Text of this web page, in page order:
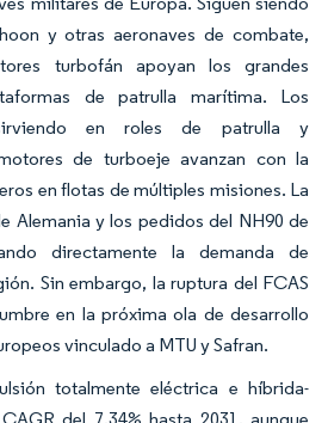
y otras aeronaves de combate,
turbofán apoyan los grandes
de patrulla marítima. Los
en roles de patrulla y
de turboeje avanzan con la
en flotas de múltiples misiones. La
Alemania y los pedidos del NH90 de
directamente la demanda de
Sin embargo, la ruptura del FCAS
en la próxima ola de desarrollo
vinculado a MTU y Safran.
totalmente eléctrica e híbrida-